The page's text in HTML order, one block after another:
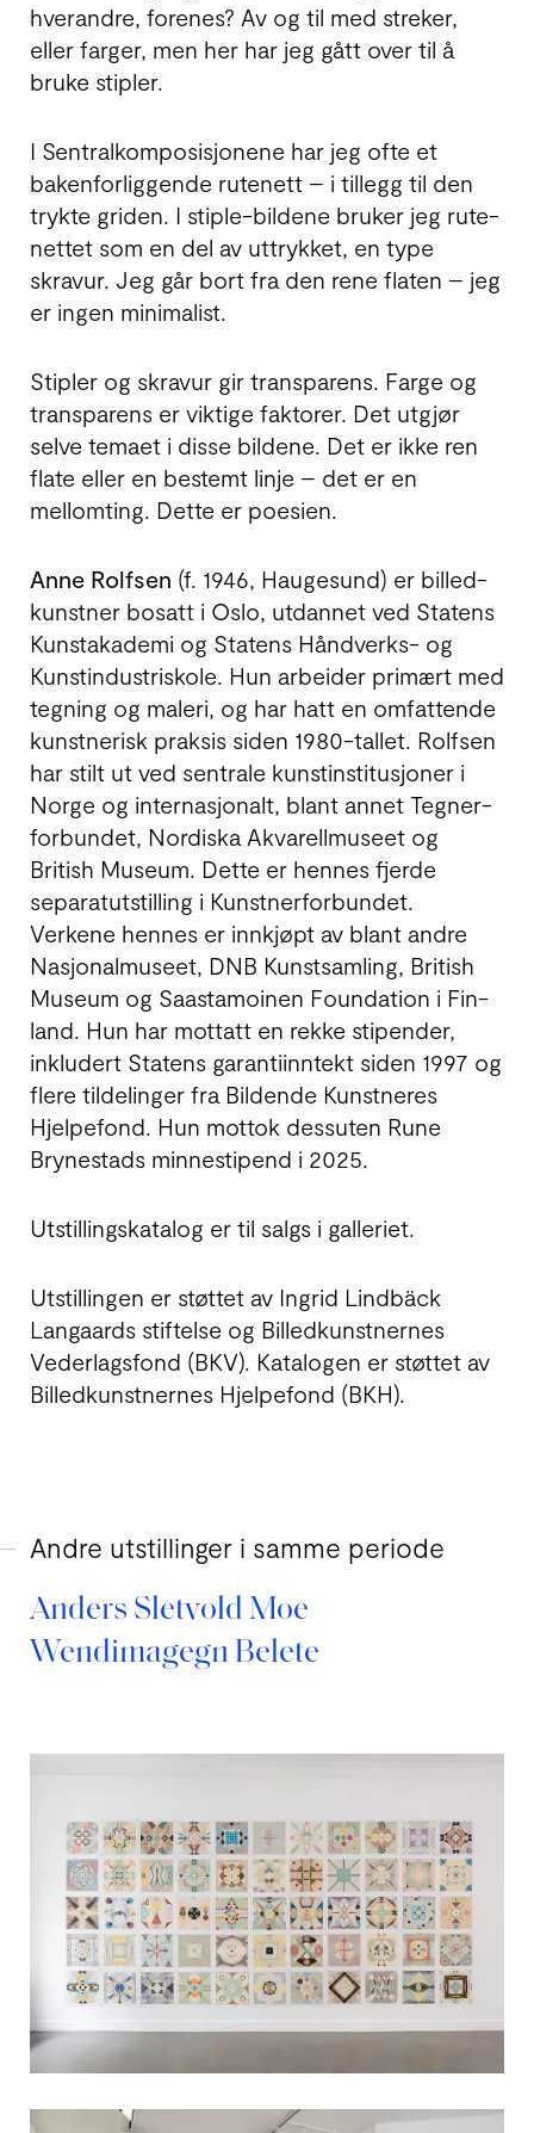
hverandre, forenes? Av og til med streker,
eller farger, men her har jeg gått over til å
bruke stipler.
I Sentralkomposisjonene har jeg ofte et
baken­for­liggende rutenett – i tillegg til den
trykte griden. I stiple-bildene bruker jeg rute­
nettet som en del av uttrykket, en type
skravur. Jeg går bort fra den rene flaten – jeg
er ingen mini­malist.
Stipler og skravur gir transparens. Farge og
trans­parens er viktige faktorer. Det utgjør
selve temaet i disse bildene. Det er ikke ren
flate eller en bestemt linje – det er en
mellomting. Dette er poesien.
Anne Rolfsen (f. 1946, Haugesund) er billed­
kunstner bosatt i Oslo, utdannet ved Statens
Kunst­akademi og Statens Håndverks- og
Kunst­industri­skole. Hun arbeider primært med
tegning og maleri, og har hatt en omfat­tende
kunst­nerisk praksis siden 1980-tallet. Rolfsen
har stilt ut ved sentrale kunst­institusjoner i
Norge og inter­nasjonalt, blant annet Tegner­
forbundet, Nordiska Akvarell­museet og
British Museum. Dette er hennes fjerde
separat­utstilling i Kunst­ner­forbundet.
Verkene hennes er innkjøpt av blant andre
Nasjonal­museet, DNB Kunstsamling, British
Museum og Saastamoinen Foundation i Fin­
land. Hun har mottatt en rekke stipender,
inkludert Statens garanti­inntekt siden 1997 og
flere tildelinger fra Bildende Kunstneres
Hjelpe­fond. Hun mottok dessuten Rune
Bryne­stads minne­stipend i 2025.
Utstillingskatalog er til salgs i galleriet.
Utstillingen er støttet av Ingrid Lindbäck
Lang­aards stiftelse og Billedkunstnernes
Veder­lags­fond (BKV). Katalogen er støttet av
Billed­kunstnernes Hjelpefond (BKH).
Andre utstillinger i samme periode
Anders Sletvold Moe
Wendimagegn Belete